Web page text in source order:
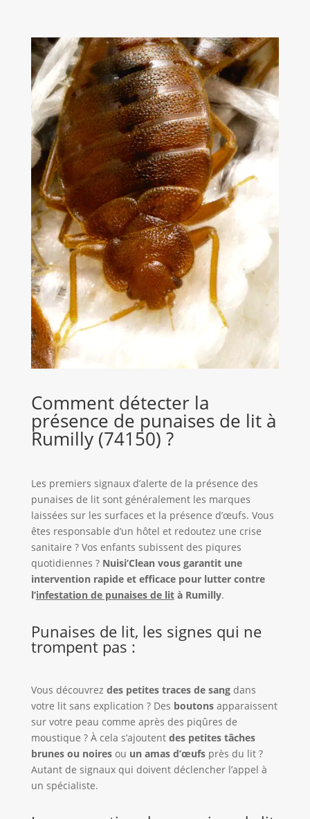
Comment détecter la
présence de punaises de lit à
Rumilly (74150) ?
Les premiers signaux d’alerte de la présence des
punaises de lit sont généralement les marques
laissées sur les surfaces et la présence d’œufs. Vous
êtes responsable d’un hôtel et redoutez une crise
sanitaire ? Vos enfants subissent des piqures
quotidiennes ? Nuisi’Clean vous garantit une
intervention rapide et efficace pour lutter contre
l’infestation de punaises de lità Rumilly.
Punaises de lit, les signes qui ne
trompent pas :
Vous découvrez des petites traces de sangdans
votre lit sans explication ? Des boutonsapparaissent
sur votre peau comme après des piqûres de
moustique ? À cela s’ajoutent des petites tâches
brunes ou noiresou un amas d’œufsprès du lit ?
Autant de signaux qui doivent déclencher l’appel à
un spécialiste.